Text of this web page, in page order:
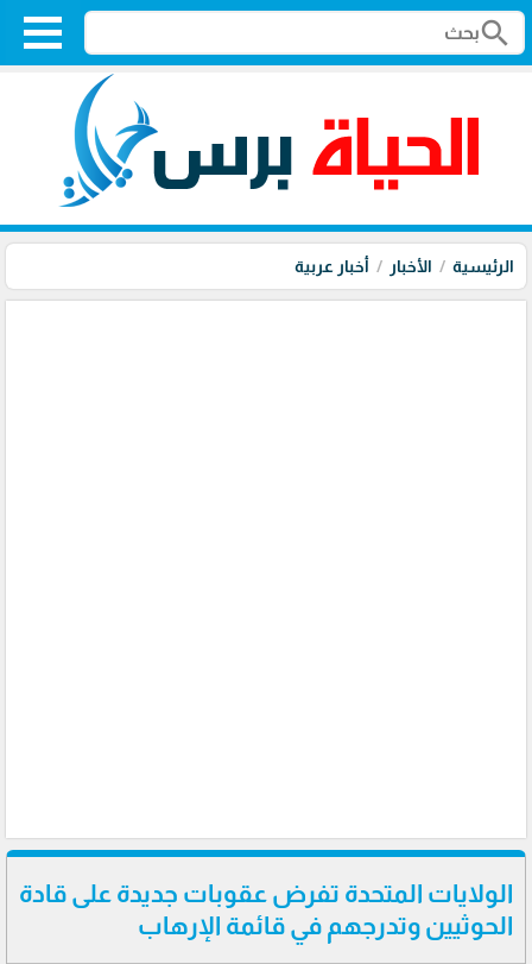
search
الرئيسية الأخبار أخبار عربية
الولايات المتحدة تفرض عقوبات جديدة على قادة
الحوثيين وتدرجهم في قائمة الإرهاب